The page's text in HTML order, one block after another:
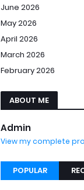
June 2026
May 2026
April 2026
March 2026
February 2026
ABOUT ME
Admin
View my complete
POPULAR